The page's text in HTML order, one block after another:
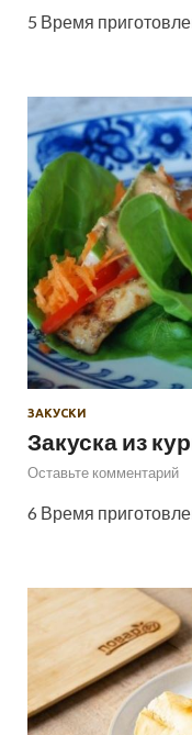
5 Время
ЗАКУСКИ
Закуска из
Оставьте комментарий
6 Время